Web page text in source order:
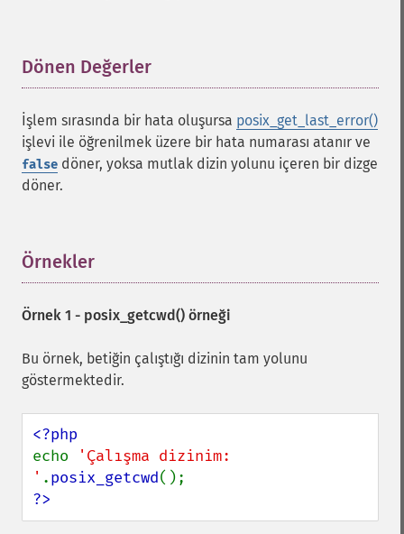
Dönen Değerler
İşlem sırasında bir hata oluşursa posix_get_last_error()
işlevi ile öğrenilmek üzere bir hata numarası atanır ve
false döner, yoksa mutlak dizin yolunu içeren bir dizge
döner.
Örnekler
Örnek 1 - posix_getcwd() örneği
Bu örnek, betiğin çalıştığı dizinin tam yolunu
göstermektedir.
echo
'Çalışma dizinim:
' .posix_getcwd
?>